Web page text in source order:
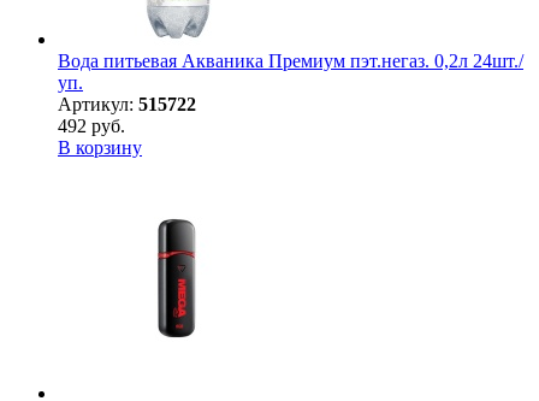
Вода питьевая Акваника Премиум пэт.негаз. 0,2л 24шт./
уп.
Артикул: 515722
492 руб.
В корзину